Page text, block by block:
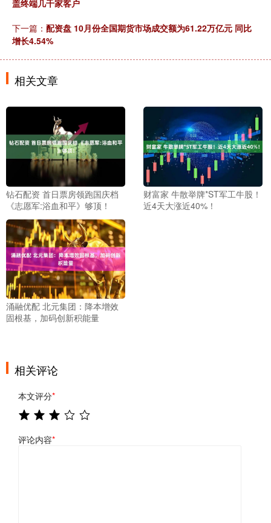
盖终端几千家客户
下一篇： 配资盘 10月份全国期货市场成交额为61.22万亿元 同比
增长4.54%
相关文章
钻石配资 首日票房领跑国庆档
《志愿军:浴血和平》够顶！
财富家 牛散举牌*ST军工牛股！
近4天大涨近40%！
涌融优配 北元集团：降本增效
固根基，加码创新积能量
相关评论
本文评分*
评论内容*